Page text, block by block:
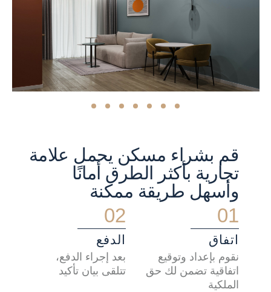
قم بشراء مسكن يحمل علامة
تجارية بأكثر الطرق أمانًا
وأسهل طريقة ممكنة
اتفاق
نقوم بإعداد وتوقيع
اتفاقية تضمن لك حق
الملكية
01
الدفع
بعد إجراء الدفع،
تتلقى بيان تأكيد
02